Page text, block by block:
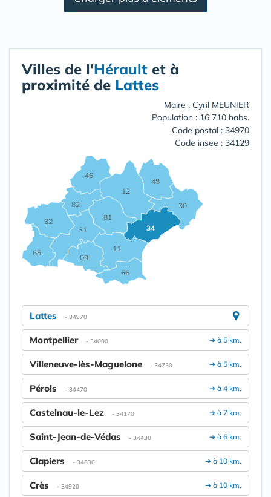
Villes de l'Hérault et à
proximité de Lattes
Maire : Cyril MEUNIER
Population : 16 710 habs.
Code postal : 34970
Code insee : 34129
09
11
12
30
31
32
34
46
48
65
66
81
82
Lattes - 34970
➔ à 5 km.
Montpellier - 34000
➔ à 5 km.
Villeneuve-lès-Maguelone - 34750
➔ à 4 km.
Pérols - 34470
➔ à 7 km.
Castelnau-le-Lez - 34170
➔ à 6 km.
Saint-Jean-de-Védas - 34430
➔ à 10 km.
Clapiers - 34830
➔ à 10 km.
Crès - 34920